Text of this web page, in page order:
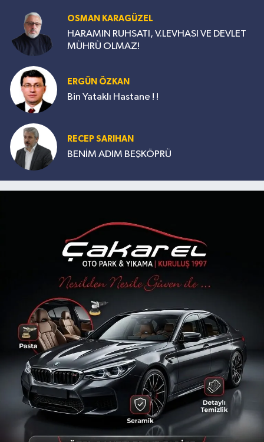
OSMAN KARAGÜZEL
HARAMIN RUHSATI, V.LEVHASI VE DEVLET
MÜHRÜ OLMAZ!
ERGÜN ÖZKAN
Bin Yataklı Hastane ! !
RECEP SARIHAN
BENİM ADIM BEŞKÖPRÜ